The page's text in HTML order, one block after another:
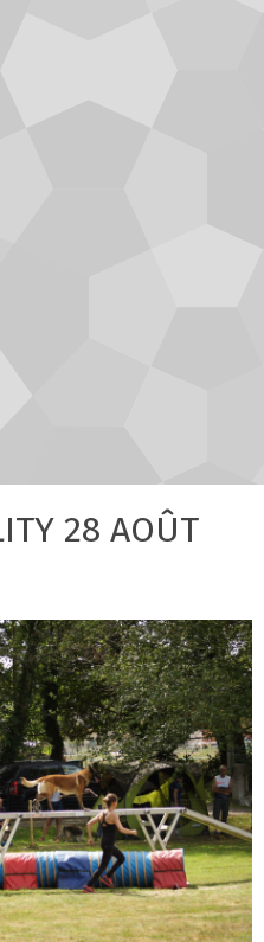
28 AOÛT